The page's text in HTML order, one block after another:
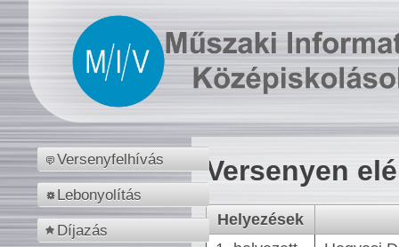
Versenyfelhívás
Lebonyolítás
Díjazás
Versenyen
Helyezések